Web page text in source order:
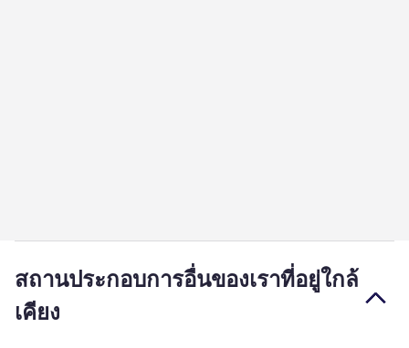
สถานประกอบการอื่นของเราที่อยู่ใกล้
เคียง